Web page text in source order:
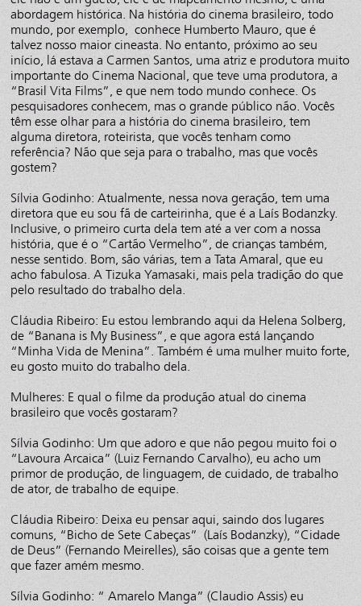
abordagem histórica. Na história do cinema brasileiro, todo
mundo, por exemplo, conhece Humberto Mauro, que é
talvez nosso maior cineasta. No entanto, próximo ao seu
início, lá estava a Carmen Santos, uma atriz e produtora muito
importante do Cinema Nacional, que teve uma produtora, a
“Brasil Vita Films”, e que nem todo mundo conhece. Os
pesquisadores conhecem, mas o grande público não. Vocês
têm esse olhar para a história do cinema brasileiro, tem
alguma diretora, roteirista, que vocês tenham como
referência? Não que seja para o trabalho, mas que vocês
gostem?
Sílvia Godinho: Atualmente, nessa nova geração, tem uma
diretora que eu sou fã de carteirinha, que é a Laís Bodanzky.
Inclusive, o primeiro curta dela tem até a ver com a nossa
história, que é o “Cartão Vermelho”, de crianças também,
nesse sentido. Bom, são várias, tem a Tata Amaral, que eu
acho fabulosa. A Tizuka Yamasaki, mais pela tradição do que
pelo resultado do trabalho dela.
Cláudia Ribeiro: Eu estou lembrando aqui da Helena Solberg,
de “Banana is My Business”, e que agora está lançando
“Minha Vida de Menina”. Também é uma mulher muito forte,
eu gosto muito do trabalho dela.
Mulheres: E qual o filme da produção atual do cinema
brasileiro que vocês gostaram?
Sílvia Godinho: Um que adoro e que não pegou muito foi o
“Lavoura Arcaica” (Luiz Fernando Carvalho), eu acho um
primor de produção, de linguagem, de cuidado, de trabalho
de ator, de trabalho de equipe.
Cláudia Ribeiro: Deixa eu pensar aqui, saindo dos lugares
comuns, “Bicho de Sete Cabeças” (Laís Bodanzky), “Cidade
de Deus” (Fernando Meirelles), são coisas que a gente tem
que fazer amém mesmo.
Sílvia Godinho: “ Amarelo Manga” (Claudio Assis) eu